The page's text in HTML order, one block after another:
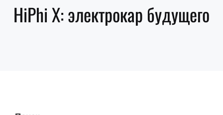
HiPhi X: электрокар будущего